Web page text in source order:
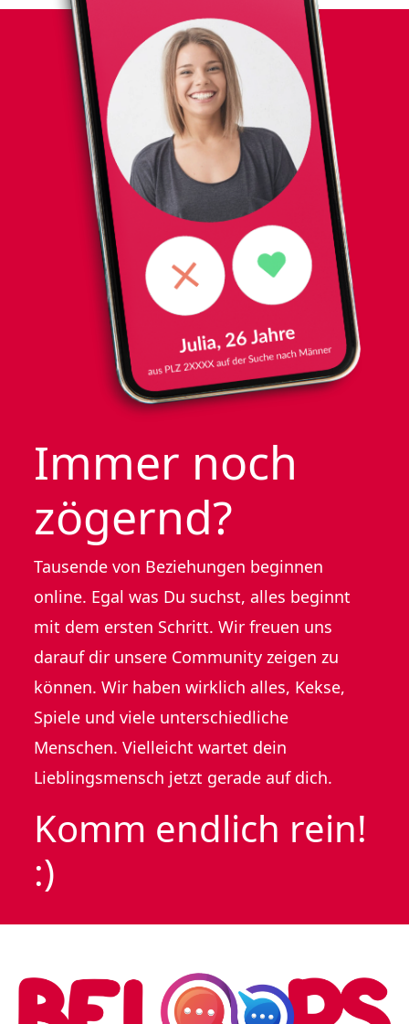
Immer noch
zögernd?
Tausende von Beziehungen beginnen
online. Egal was Du suchst, alles beginnt
mit dem ersten Schritt. Wir freuen uns
darauf dir unsere Community zeigen zu
können. Wir haben wirklich alles, Kekse,
Spiele und viele unterschiedliche
Menschen. Vielleicht wartet dein
Lieblingsmensch jetzt gerade auf dich.
Komm endlich rein!
:)